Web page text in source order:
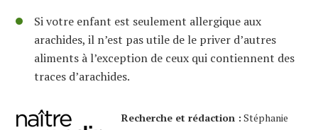
Si votre enfant est seulement allergique aux
arachides, il n’est pas utile de le priver d’autres
aliments à l’exception de ceux qui contiennent des
traces d’arachides.
Recherche et rédaction : Stéphanie